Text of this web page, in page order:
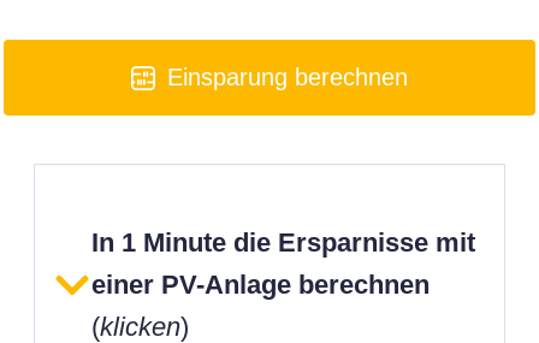
Einsparung berechnen
In 1 Minute die Ersparnisse mit
einer PV-Anlage berechnen
(klicken)